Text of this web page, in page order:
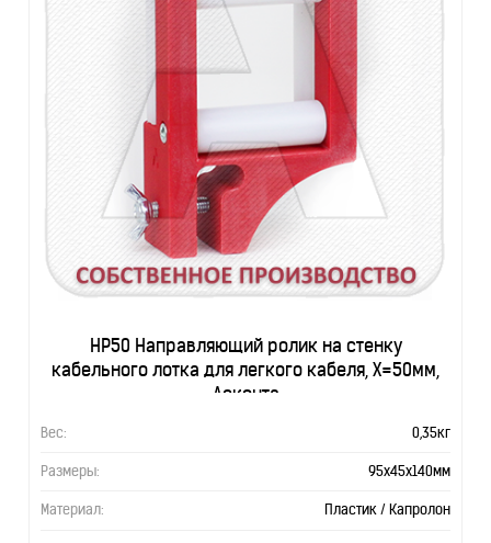
НР50 Направляющий ролик на стенку
кабельного лотка для легкого кабеля, Х=50мм,
Асконта
Вес: 0,35кг
Размеры: 95х45х140мм
Материал: Пластик / Капролон